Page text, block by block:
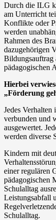
Durch die ILG
am Unterricht
Konflikte oder
werden
Rahmen des
dazugehörigen
Bildungsauftrag
pädagogischen
Hierbei
„Förderung
Jedes Verhalten
verbunden und
ausgewertet.
werden diverse
Kindern mit
einer regulären
pädagogischen
Schulalltag
Leistungsabfall
Schulalltag.